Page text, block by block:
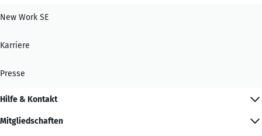
New Work SE
Karriere
Presse
Hilfe & Kontakt
Mitgliedschaften